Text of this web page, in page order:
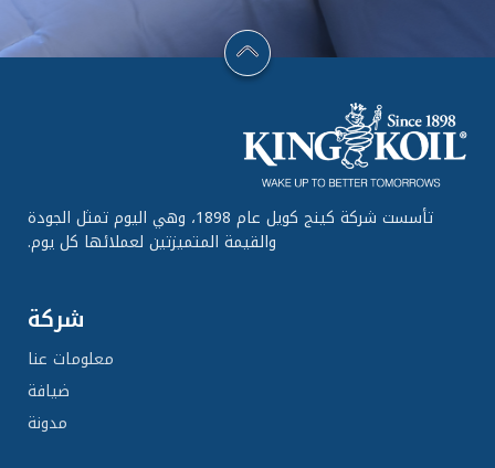
تأسست شركة كينج كويل عام 1898، وهي اليوم تمثل الجودة
والقيمة المتميزتين لعملائها كل يوم.
شركة
معلومات عنا
ضيافة
مدونة